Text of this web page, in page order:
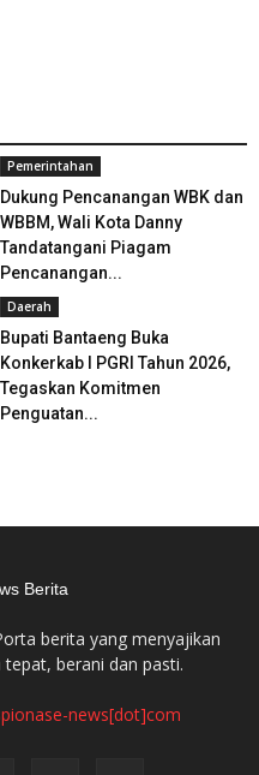
Pemerintahan
Dukung Pencanangan WBK dan
WBBM, Wali Kota Danny
Tandatangani Piagam
Pencanangan...
Daerah
Bupati Bantaeng Buka
Konkerkab I PGRI Tahun 2026,
Tegaskan Komitmen
Penguatan...
berita yang menyajikan
berani dan pasti.
news[dot]com